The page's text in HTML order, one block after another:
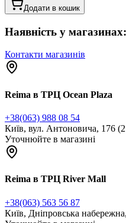
Додати в кошик
Наявність у магазинах:
Контакти магазинів
Reima в ТРЦ Ocean Plaza
+38(063) 988 08 54
Київ, вул. Антоновича, 176
Уточнюйте в магазині
Reima в ТРЦ River Mall
+38(063) 563 56 87
Київ, Дніпровська